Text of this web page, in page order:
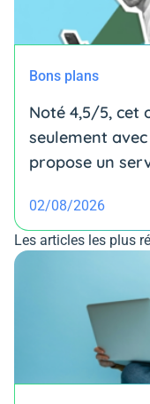
Bons plans
Noté 4,5/5, cet
seulement
propose un
02/08/2026
Les articles les plus